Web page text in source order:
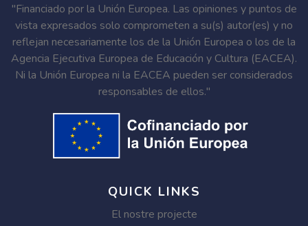
"Financiado por la Unión Europea. Las opiniones y puntos de
vista expresados solo comprometen a su(s) autor(es) y no
reflejan necesariamente los de la Unión Europea o los de la
Agencia Ejecutiva Europea de Educación y Cultura (EACEA).
Ni la Unión Europea ni la EACEA pueden ser considerados
responsables de ellos."
QUICK LINKS
El nostre projecte